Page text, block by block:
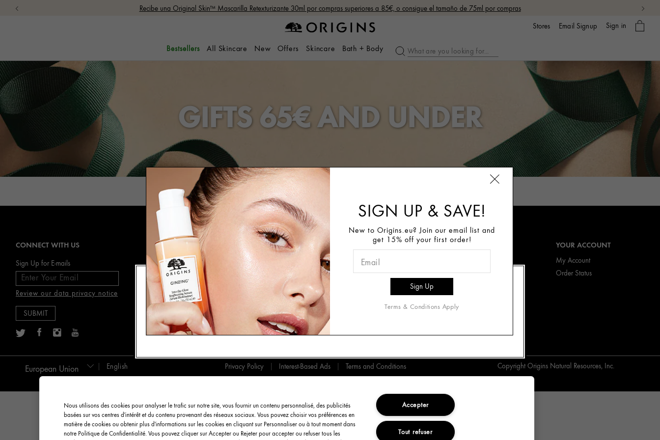
Recibe una Original Skin™ Mascarilla Retexturizante 30ml por compras superiores a 85€, o consigue el tamaño de 75ml por compras
Stores Email Signup Sign in
My
bag
Bestsellers All Skincare New Offers Skincare Bath + Body
GIFTS 65€ AND UNDER
CONNECT WITH US
Sign Up for E-mails
Review our data privacy notice
Origins Mission
CONTACT US
910 212681
Email Us
Find a Store
Manage cookies
CUSTOMER SERVICE
Return & Exchanges
Shipping Information
YOUR ACCOUNT
My Account
Order Status
European Union English Privacy Policy Interest-Based Ads Terms and Conditions Copyright Origins Natural Resources, Inc.
SIGN UP & SAVE!
New to Origins.eu? Join our email list and
get 15% off your first order!
Terms & Conditions Apply
WELCOME TO ORIGINS
Please Select your Billing Location.
ITALY
Nous utilisons des cookies pour analyser le trafic sur notre site, vous fournir un contenu personnalisé, des publicités
basées sur vos centres d'intérêt et du contenu provenant des réseaux sociaux. Vous pouvez choisir vos préférences en
matière de cookies ou obtenir plus d'informations sur les cookies en cliquant sur Personnaliser ou à tout moment dans
notre Politique de Confidentialité. Vous pouvez cliquer sur Accepter ou Rejeter pour accepter ou refuser tous les
Accepter
Tout refuser